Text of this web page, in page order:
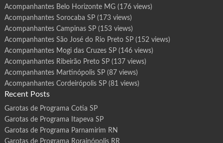
Acompanhantes Belo Horizonte MG(176 views)
Acompanhantes Sorocaba SP(173 views)
Acompanhantes Campinas SP(153 views)
Acompanhantes São José do Rio Preto SP(152 views)
Acompanhantes Mogi das Cruzes SP(146 views)
Acompanhantes Ribeirão Preto SP(137 views)
Acompanhantes Martinópolis SP(87 views)
Acompanhantes Cordeirópolis SP(81 views)
Recent Posts
Garotas de Programa Cotia SP
Garotas de Programa Itapeva SP
Garotas de Programa Parnamirim RN